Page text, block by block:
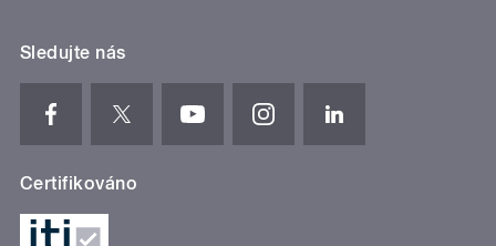
Sledujte nás
Certifikováno